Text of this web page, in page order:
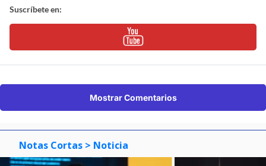
Suscríbete en:
Mostrar Comentarios
Notas Cortas > Noticia